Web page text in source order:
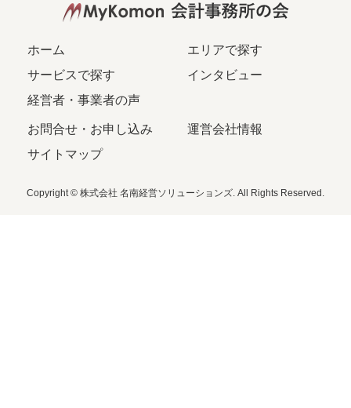
ホーム
エリアで探す
サービスで探す
インタビュー
経営者・事業者の声
お問合せ・お申し込み
運営会社情報
サイトマップ
Copyright © 株式会社 名南経営ソリューションズ. All Rights Reserved.